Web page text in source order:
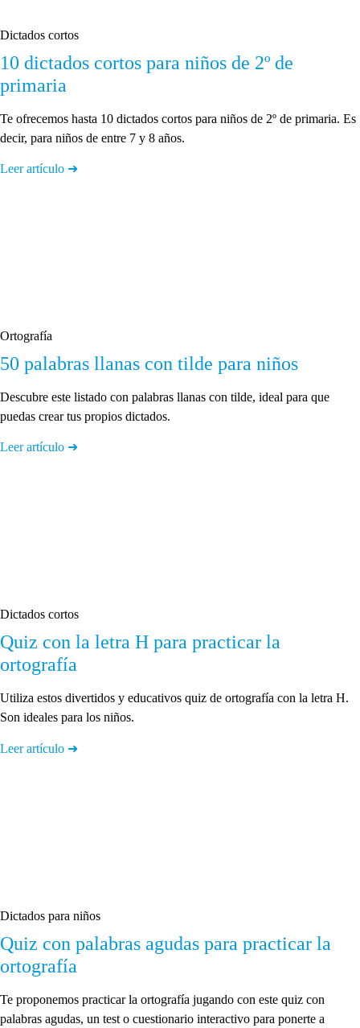
Dictados cortos
10 dictados cortos para niños de 2º de
primaria
Te ofrecemos hasta 10 dictados cortos para niños de 2º de primaria. Es
decir, para niños de entre 7 y 8 años.
Leer artículo ➜
Ortografía
50 palabras llanas con tilde para niños
Descubre este listado con palabras llanas con tilde, ideal para que
puedas crear tus propios dictados.
Leer artículo ➜
Dictados cortos
Quiz con la letra H para practicar la
ortografía
Utiliza estos divertidos y educativos quiz de ortografía con la letra H.
Son ideales para los niños.
Leer artículo ➜
Dictados para niños
Quiz con palabras agudas para practicar la
ortografía
Te proponemos practicar la ortografía jugando con este quiz con
palabras agudas, un test o cuestionario interactivo para ponerte a